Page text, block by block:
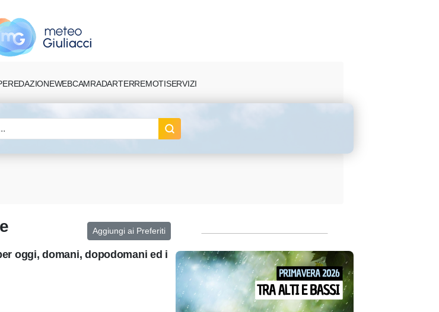
REDAZIONEWEBCAMRADARTERREMOTISERVIZI
Aggiungi ai Preferiti
oggi, domani, dopodomani ed i